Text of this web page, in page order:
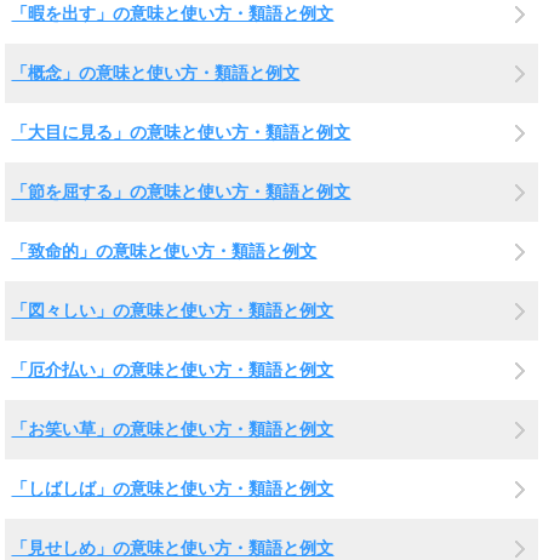
「暇を出す」の意味と使い方・類語と例文
「概念」の意味と使い方・類語と例文
「大目に見る」の意味と使い方・類語と例文
「節を屈する」の意味と使い方・類語と例文
「致命的」の意味と使い方・類語と例文
「図々しい」の意味と使い方・類語と例文
「厄介払い」の意味と使い方・類語と例文
「お笑い草」の意味と使い方・類語と例文
「しばしば」の意味と使い方・類語と例文
「見せしめ」の意味と使い方・類語と例文